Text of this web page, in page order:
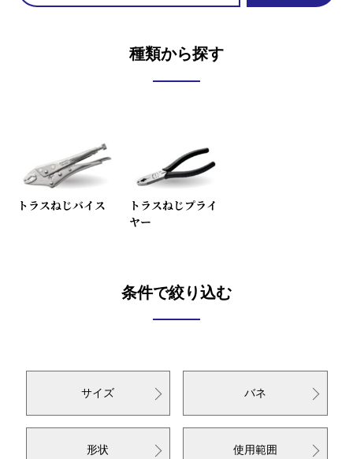
種類から探す
トラスねじバイス
トラスねじプライ
ヤー
条件で絞り込む
サイズ バネ
形状 使用範囲